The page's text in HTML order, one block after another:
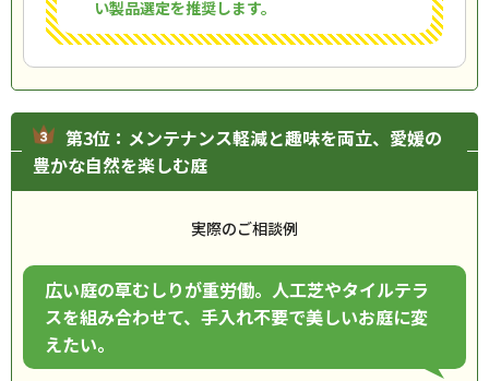
い製品選定を推奨します。
第3位：メンテナンス軽減と趣味を両立、愛媛の
豊かな自然を楽しむ庭
実際のご相談例
広い庭の草むしりが重労働。人工芝やタイルテラ
スを組み合わせて、手入れ不要で美しいお庭に変
えたい。